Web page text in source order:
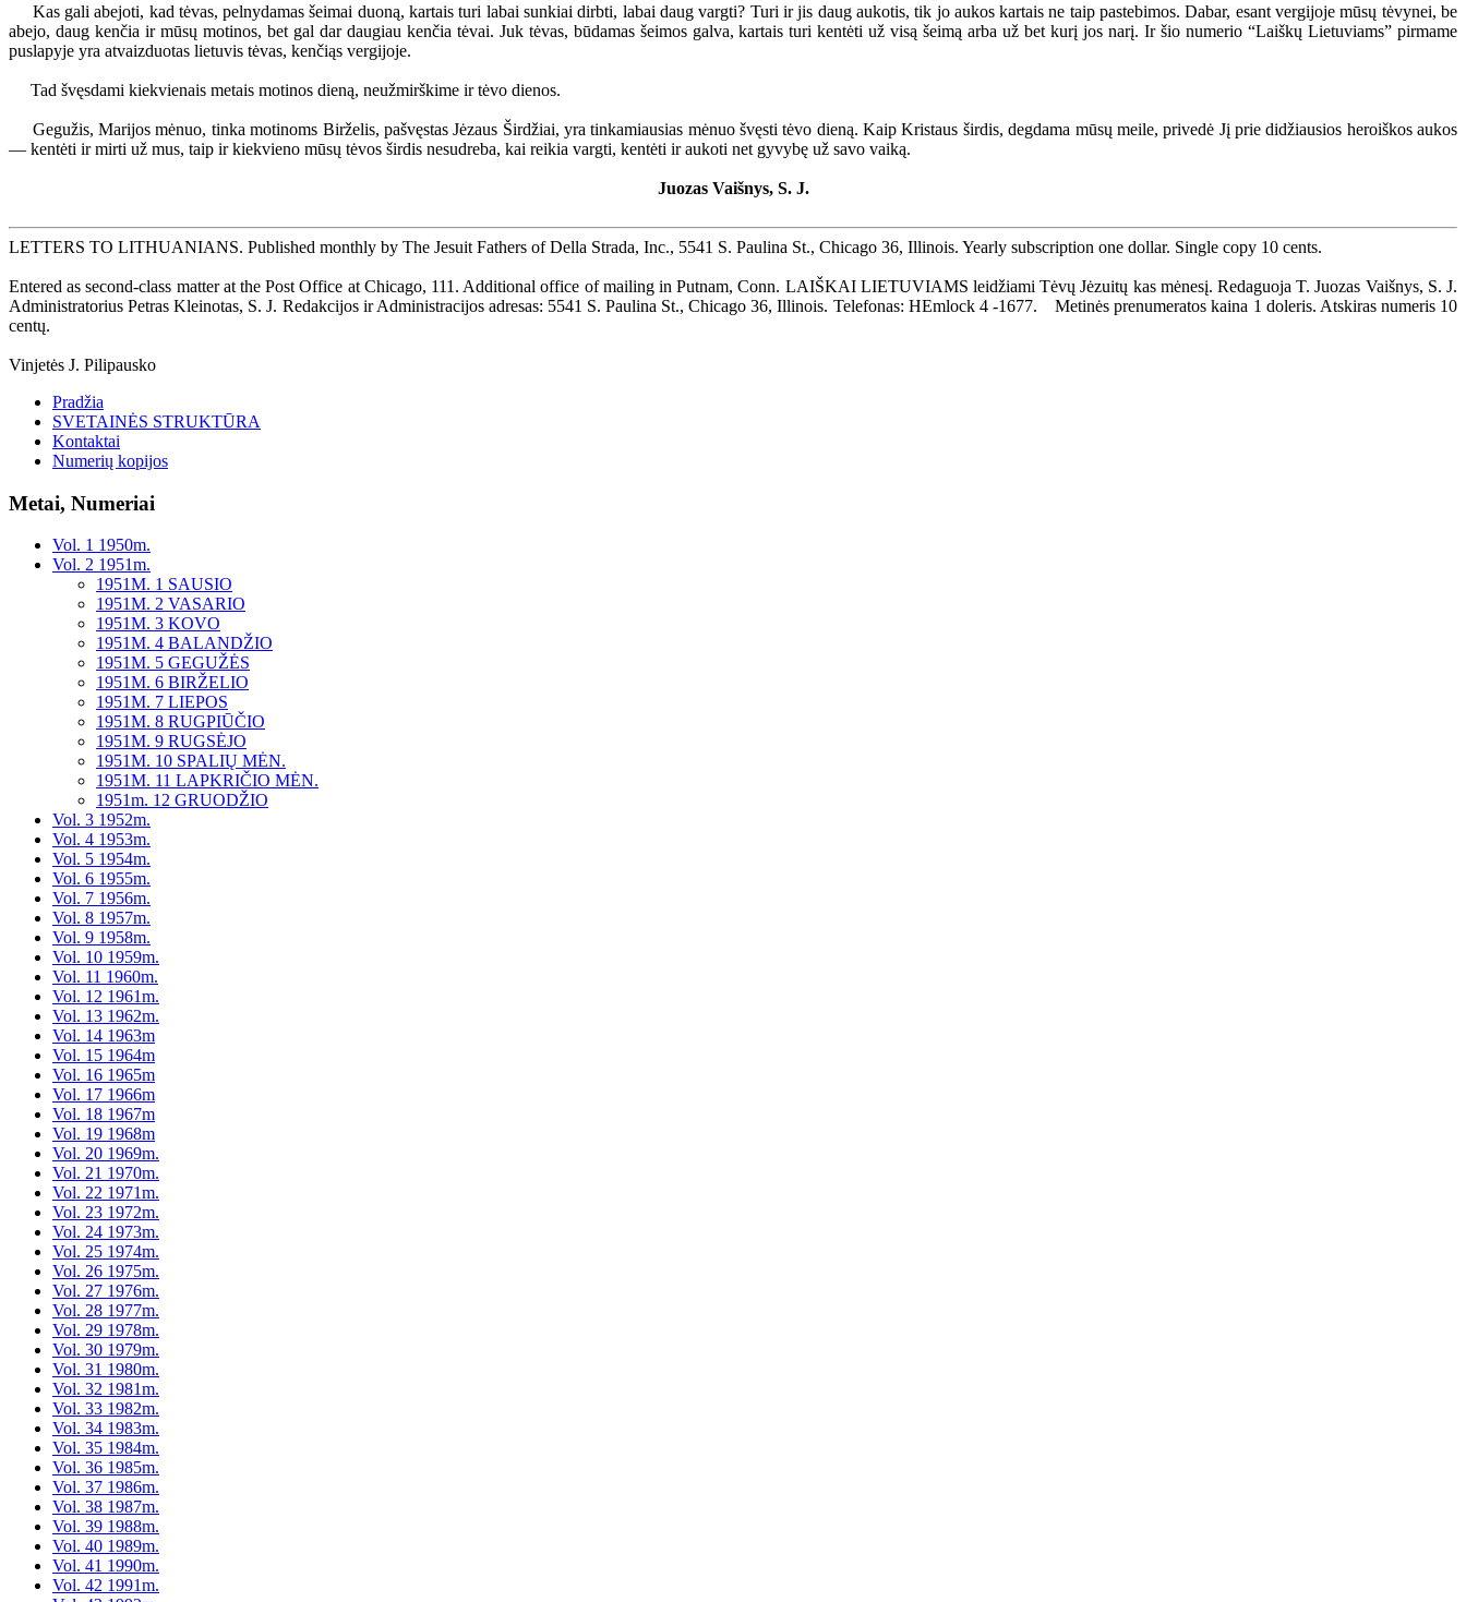
Kas gali abejoti, kad tėvas, pelnydamas šeimai duoną, kartais turi labai sunkiai dirbti, labai daug vargti? Turi ir jis daug aukotis, tik jo aukos kartais ne taip pastebimos. Dabar, esant vergijoje mūsų tėvynei, be
abejo, daug kenčia ir mūsų motinos, bet gal dar daugiau kenčia tėvai. Juk tėvas, būdamas šeimos galva, kartais turi kentėti už visą šeimą arba už bet kurį jos narį. Ir šio numerio “Laiškų Lietuviams” pirmame
puslapyje yra atvaizduotas lietuvis tėvas, kenčiąs vergijoje.
Tad švęsdami kiekvienais metais motinos dieną, neužmirškime ir tėvo dienos.
Gegužis, Marijos mėnuo, tinka motinoms Birželis, pašvęstas Jėzaus Širdžiai, yra tinkamiausias mėnuo švęsti tėvo dieną. Kaip Kristaus širdis, degdama mūsų meile, privedė Jį prie didžiausios heroiškos aukos
— kentėti ir mirti už mus, taip ir kiekvieno mūsų tėvos širdis nesudreba, kai reikia vargti, kentėti ir aukoti net gyvybę už savo vaiką.
Juozas Vaišnys, S. J.
LETTERS TO LITHUANIANS. Published monthly by The Jesuit Fathers of Della Strada, Inc., 5541 S. Paulina St., Chicago 36, Illinois. Yearly subscription one dollar. Single copy 10 cents.
Entered as second-class matter at the Post Office at Chicago, 111. Additional office of mailing in Putnam, Conn. LAIŠKAI LIETUVIAMS leidžiami Tėvų Jėzuitų kas mėnesį. Redaguoja T. Juozas Vaišnys, S. J.
Administratorius Petras Kleinotas, S. J. Redakcijos ir Administracijos adresas: 5541 S. Paulina St., Chicago 36, Illinois. Telefonas: HEmlock 4 -1677. Metinės prenumeratos kaina 1 doleris. Atskiras numeris 10
centų.
Vinjetės J. Pilipausko
Pradžia
SVETAINĖS STRUKTŪRA
Kontaktai
Numerių kopijos
Metai, Numeriai
Vol. 1 1950m.
Vol. 2 1951m.
1951M. 1 SAUSIO
1951M. 2 VASARIO
1951M. 3 KOVO
1951M. 4 BALANDŽIO
1951M. 5 GEGUŽĖS
1951M. 6 BIRŽELIO
1951M. 7 LIEPOS
1951M. 8 RUGPIŪČIO
1951M. 9 RUGSĖJO
1951M. 10 SPALIŲ MĖN.
1951M. 11 LAPKRIČIO MĖN.
1951m. 12 GRUODŽIO
Vol. 3 1952m.
Vol. 4 1953m.
Vol. 5 1954m.
Vol. 6 1955m.
Vol. 7 1956m.
Vol. 8 1957m.
Vol. 9 1958m.
Vol. 10 1959m.
Vol. 11 1960m.
Vol. 12 1961m.
Vol. 13 1962m.
Vol. 14 1963m
Vol. 15 1964m
Vol. 16 1965m
Vol. 17 1966m
Vol. 18 1967m
Vol. 19 1968m
Vol. 20 1969m.
Vol. 21 1970m.
Vol. 22 1971m.
Vol. 23 1972m.
Vol. 24 1973m.
Vol. 25 1974m.
Vol. 26 1975m.
Vol. 27 1976m.
Vol. 28 1977m.
Vol. 29 1978m.
Vol. 30 1979m.
Vol. 31 1980m.
Vol. 32 1981m.
Vol. 33 1982m.
Vol. 34 1983m.
Vol. 35 1984m.
Vol. 36 1985m.
Vol. 37 1986m.
Vol. 38 1987m.
Vol. 39 1988m.
Vol. 40 1989m.
Vol. 41 1990m.
Vol. 42 1991m.